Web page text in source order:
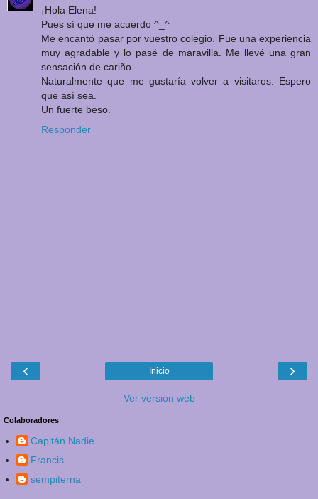
¡Hola Elena!
Pues sí que me acuerdo ^_^
Me encantó pasar por vuestro colegio. Fue una experiencia
muy agradable y lo pasé de maravilla. Me llevé una gran
sensación de cariño.
Naturalmente que me gustaría volver a visitaros. Espero
que así sea.
Un fuerte beso.
Responder
‹ ›
Inicio
Ver versión web
Colaboradores
Capitán Nadie
Francis
sempiterna